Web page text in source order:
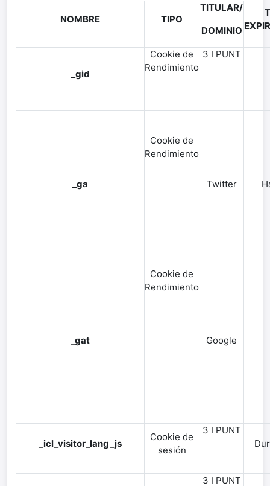
NOMBRE TIPO
TITULAR/
DOMINIO
_gid
Cookie de
Rendimiento
3 I PUNT
_ga
Cookie de
Rendimiento
Twitter
_gat
Cookie de
Rendimiento
Google
_icl_visitor_lang_js
Cookie de
sesión
3 I PUNT
3 I PUNT